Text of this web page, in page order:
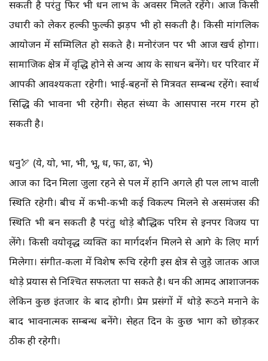
सकती है परंतु फिर भी धन लाभ के अवसर मिलते रहेंगे। आज किसी
उधारी को लेकर हल्की फुल्की झड़प भी हो सकती है। किसी मांगलिक
आयोजन में सम्मिलित हो सकते है। मनोरंजन पर भी आज खर्च होगा।
सामाजिक क्षेत्र में वृद्धि होने से अन्य आय के साधन बनेंगे। घर परिवार में
आपकी आवश्यकता रहेगी। भाई-बहनों से मित्रवत सम्बन्ध रहेंगे। स्वार्थ
सिद्धि की भावना भी रहेगी। सेहत संध्या के आसपास नरम गरम हो
सकती है।
धनु🏹 (ये, यो, भा, भी, भू, ध, फा, ढा, भे)
आज का दिन मिला जुला रहने से पल में हानि अगले ही पल लाभ वाली
स्थिति रहेगी। बीच में कभी-कभी कई विकल्प मिलने से असमंजस की
स्थिति भी बन सकती है परंतु थोड़े बौद्धिक परिश्रम से इनपर विजय पा
लेंगे। किसी वयोवृद्ध व्यक्ति का मार्गदर्शन मिलने से आगे के लिए मार्ग
मिलेगा। संगीत-कला में विशेष रूचि रहेगी इस क्षेत्र से जुड़े जातक आज
थोड़े प्रयास से निश्चित सफलता पा सकते है। धन की आमद आशाजनक
लेकिन कुछ इंतजार के बाद होगी। प्रेम प्रसंगों में थोड़े रूठने मनाने के
बाद भावनात्मक सम्बन्ध बनेंगे। सेहत दिन के कुछ भाग को छोड़कर
ठीक ही रहेगी।